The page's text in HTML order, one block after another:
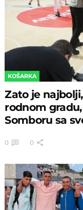
KOŠARKA
Zato je
rodnom
Somboru sa
0 0